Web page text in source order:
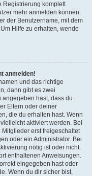
Registrierung komplett
mehr anmelden können.
der Benutzername, mit dem
Hilfe zu erhalten, wende
anmelden!
und das richtige
dann gibt es zwei
angegeben hast, dass du
Eltern oder deiner
die du erhalten hast. Wenn
aktiviert werden. Bei
erst freigeschaltet
oder ein Administrator. Bei
nötig ist oder nicht.
enthaltenen Anweisungen.
eingegeben hast oder
Wenn du dir sicher bist,